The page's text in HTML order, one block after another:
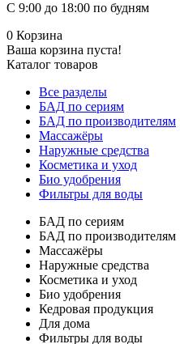
С 9:00 до 18:00 по будням
0 Корзина
Ваша корзина пуста!
Каталог товаров
Все разделы
БАД по сериям
БАД по производителям
Массажёры
Наружные средства
Косметика и уход
Био удобрения
Фильтры для воды
БАД по сериям
БАД по производителям
Массажёры
Наружные средства
Косметика и уход
Био удобрения
Кедровая продукция
Для дома
Фильтры для воды